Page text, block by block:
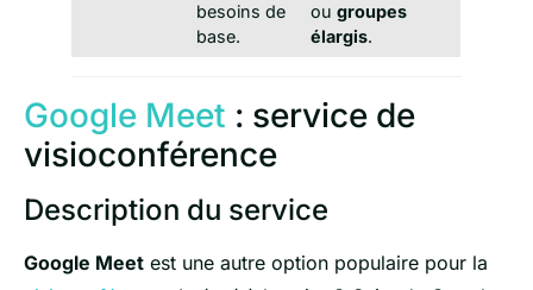
besoins de
base.
ougroupes
élargis.
Google Meet : service de
visioconférence
Description du service
Google Meet est une autre option populaire pour la